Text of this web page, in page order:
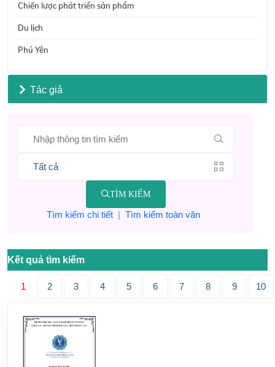
Chiến lược phát triển sản phẩm
Du lịch
Phú Yên
Tác giả
TÌM KIẾM
Tìm kiếm chi tiết| Tìm kiếm toàn văn
Kết quả tìm kiếm
1 2 3 4 5 6 7 8 9 10